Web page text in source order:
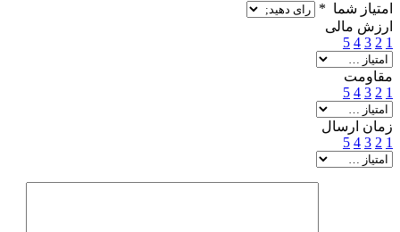
امتیاز شما *
ارزش مالی
1
2
3
4
5
مقاومت
1
2
3
4
5
زمان ارسال
1
2
3
4
5